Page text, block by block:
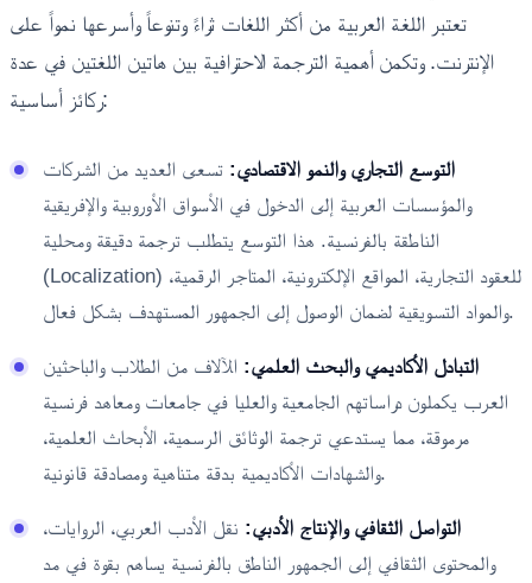
تعتبر اللغة العربية من أكثر اللغات ثراءً وتنوعاً وأسرعها نمواً على
الإنترنت. وتكمن أهمية الترجمة الاحترافية بين هاتين اللغتين في عدة
ركائز أساسية:
التوسع التجاري والنمو الاقتصادي: تسعى العديد من الشركات
والمؤسسات العربية إلى الدخول في الأسواق الأوروبية والإفريقية
الناطقة بالفرنسية. هذا التوسع يتطلب ترجمة دقيقة ومحلية
(Localization) للعقود التجارية، المواقع الإلكترونية، المتاجر الرقمية،
والمواد التسويقية لضمان الوصول إلى الجمهور المستهدف بشكل فعال.
التبادل الأكاديمي والبحث العلمي: الآلاف من الطلاب والباحثين
العرب يكملون دراساتهم الجامعية والعليا في جامعات ومعاهد فرنسية
مرموقة، مما يستدعي ترجمة الوثائق الرسمية، الأبحاث العلمية،
والشهادات الأكاديمية بدقة متناهية ومصادقة قانونية.
التواصل الثقافي والإنتاج الأدبي: نقل الأدب العربي، الروايات،
والمحتوى الثقافي إلى الجمهور الناطق بالفرنسية يساهم بقوة في مد